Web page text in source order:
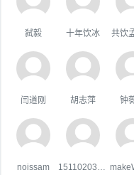
弑毅 十年饮冰 共饮
闫道刚 胡志萍 钟
noissam